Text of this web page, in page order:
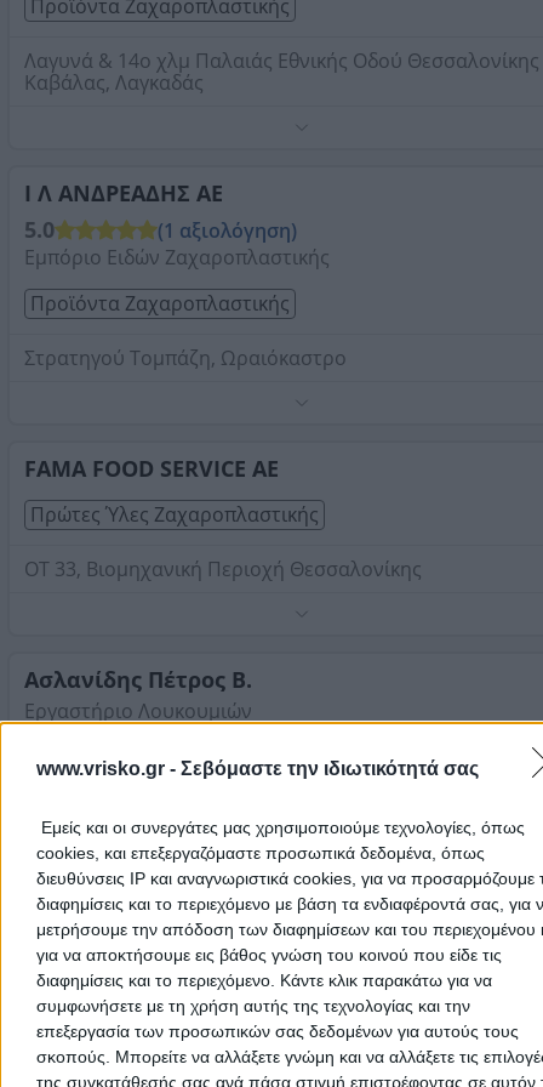
www.vrisko.gr - Σεβόμαστε την ιδιωτικότητά σας
Εμείς και οι συνεργάτες μας χρησιμοποιούμε τεχνολογίες, όπως
cookies, και επεξεργαζόμαστε προσωπικά δεδομένα, όπως
διευθύνσεις IP και αναγνωριστικά cookies, για να προσαρμόζουμε
διαφημίσεις και το περιεχόμενο με βάση τα ενδιαφέροντά σας, για
μετρήσουμε την απόδοση των διαφημίσεων και του περιεχομένου
για να αποκτήσουμε εις βάθος γνώση του κοινού που είδε τις
διαφημίσεις και το περιεχόμενο. Κάντε κλικ παρακάτω για να
συμφωνήσετε με τη χρήση αυτής της τεχνολογίας και την
επεξεργασία των προσωπικών σας δεδομένων για αυτούς τους
σκοπούς. Μπορείτε να αλλάξετε γνώμη και να αλλάξετε τις
της συγκατάθεσής σας ανά πάσα στιγμή επιστρέφοντας σε αυτόν
Προϊόντα Ζαχαροπλαστικής
Λαγυνά & 14ο χλμ Παλαιάς Εθνικής Οδού Θεσσαλονίκης
Καβάλας, Λαγκαδάς
Προάστια Θεσσαλονίκης Δυτικά
Ι Λ ΑΝΔΡΕΑΔΗΣ ΑΕ
5.0
(1 αξιολόγηση)
Εμπόριο Ειδών Ζαχαροπλαστικής
Προϊόντα Ζαχαροπλαστικής
Στρατηγού Τομπάζη, Ωραιόκαστρο
άμεση και αξιόπιστη εξυπηρέτηση.
Στοιχεία αναζήτησης:Προϊόντα Ζαχαροπλαστικής ,
FAMA FOOD SERVICE ΑΕ
Πρώτες Ύλες Ζαχαροπλαστικής
ΟΤ 33, Βιομηχανική Περιοχή Θεσσαλονίκης
Προάστια Θεσσαλονίκης Δυτικά
Ασλανίδης Πέτρος Β.
Εργαστήριο Λουκουμιών
Προϊόντα Ζαχαροπλαστικής
Τηλέφωνο:2314006600
Στοιχεία αναζήτησης: Προϊόντα Ζαχαροπλαστικής ,
Προάστια Θεσσαλονίκης Δυτικά
GRECO (Μπούρα Αγγελική Α.)
Παραγωγή Γκοφρέτας
Προϊόντα Ζαχαροπλαστικής
1ο χλμ Ωραιοκάστρου - Διαβατών, Ωραιόκαστρο